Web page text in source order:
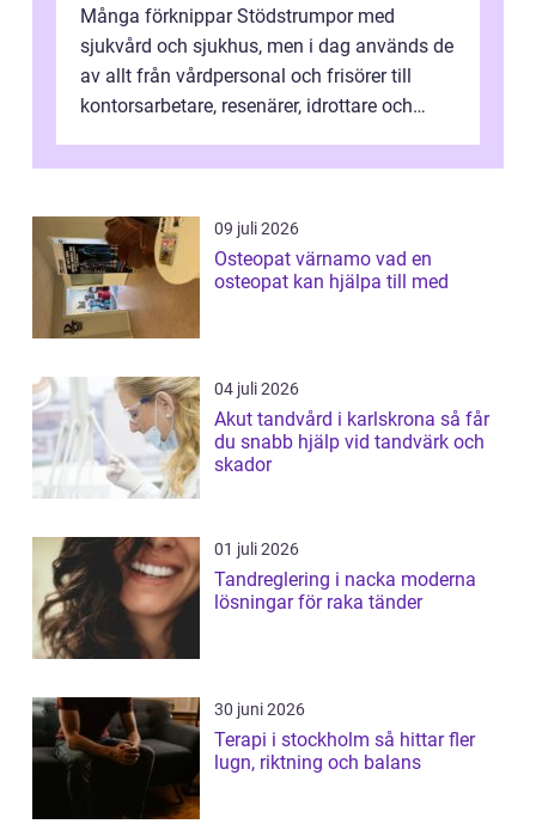
Många förknippar Stödstrumpor med
sjukvård och sjukhus, men i dag används de
av allt från vårdpersonal och frisörer till
kontorsarbetare, resenärer, idrottare och
09 juli 2026
Osteopat värnamo vad en
osteopat kan hjälpa till med
04 juli 2026
Akut tandvård i karlskrona så får
du snabb hjälp vid tandvärk och
skador
01 juli 2026
Tandreglering i nacka moderna
lösningar för raka tänder
30 juni 2026
Terapi i stockholm så hittar fler
lugn, riktning och balans